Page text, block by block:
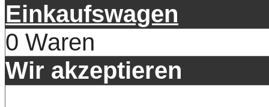
Einkaufswagen
0 Waren
Wir akzeptieren